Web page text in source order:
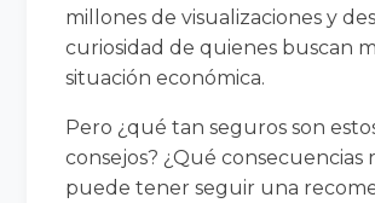
millones de visualizaciones y
curiosidad de quienes buscan
situación económica.
Pero ¿qué tan seguros son
consejos? ¿Qué consecuencias
puede tener seguir una